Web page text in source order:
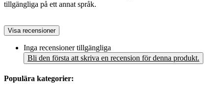
tillgängliga på ett annat språk.
Visa recensioner
Inga recensioner tillgängliga
Bli den första att skriva en recension för denna produkt.
Populära kategorier: